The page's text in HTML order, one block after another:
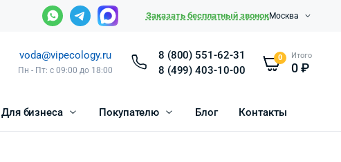
Заказать бесплатный звонокМосква
voda@vipecology.ru
Пн - Пт: с 09:00 до 18:00
8 (800) 551-62-31
8 (499) 403-10-00
0 Итого
0₽
Для бизнеса Покупателю Блог Контакты